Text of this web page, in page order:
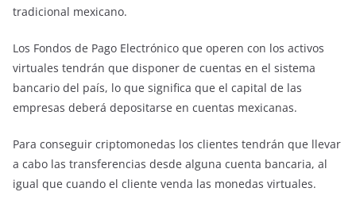
tradicional mexicano.
Los Fondos de Pago Electrónico que operen con los activos
virtuales tendrán que disponer de cuentas en el sistema
bancario del país, lo que significa que el capital de las
empresas deberá depositarse en cuentas mexicanas.
Para conseguir criptomonedas los clientes tendrán que llevar
a cabo las transferencias desde alguna cuenta bancaria, al
igual que cuando el cliente venda las monedas virtuales.